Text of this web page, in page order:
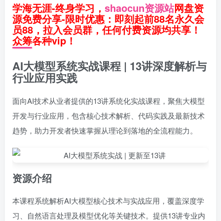
学海无涯-终身学习， shaocun资源站网盘资
源免费分享-限时优惠：即刻起前88名永久会
员88，拉入会员群，任何付费资源均共享！
众筹各种vip！
AI大模型系统实战课程 | 13讲深度解析与
行业应用实践
面向AI技术从业者提供的13讲系统化实战课程，聚焦大模型
开发与行业应用，包含核心技术解析、代码实践及最新技术
趋势，助力开发者快速掌握从理论到落地的全流程能力。
资源介绍
本课程系统解析AI大模型核心技术与实战应用，覆盖深度学
习、自然语言处理及模型优化等关键技术。提供13讲专业内